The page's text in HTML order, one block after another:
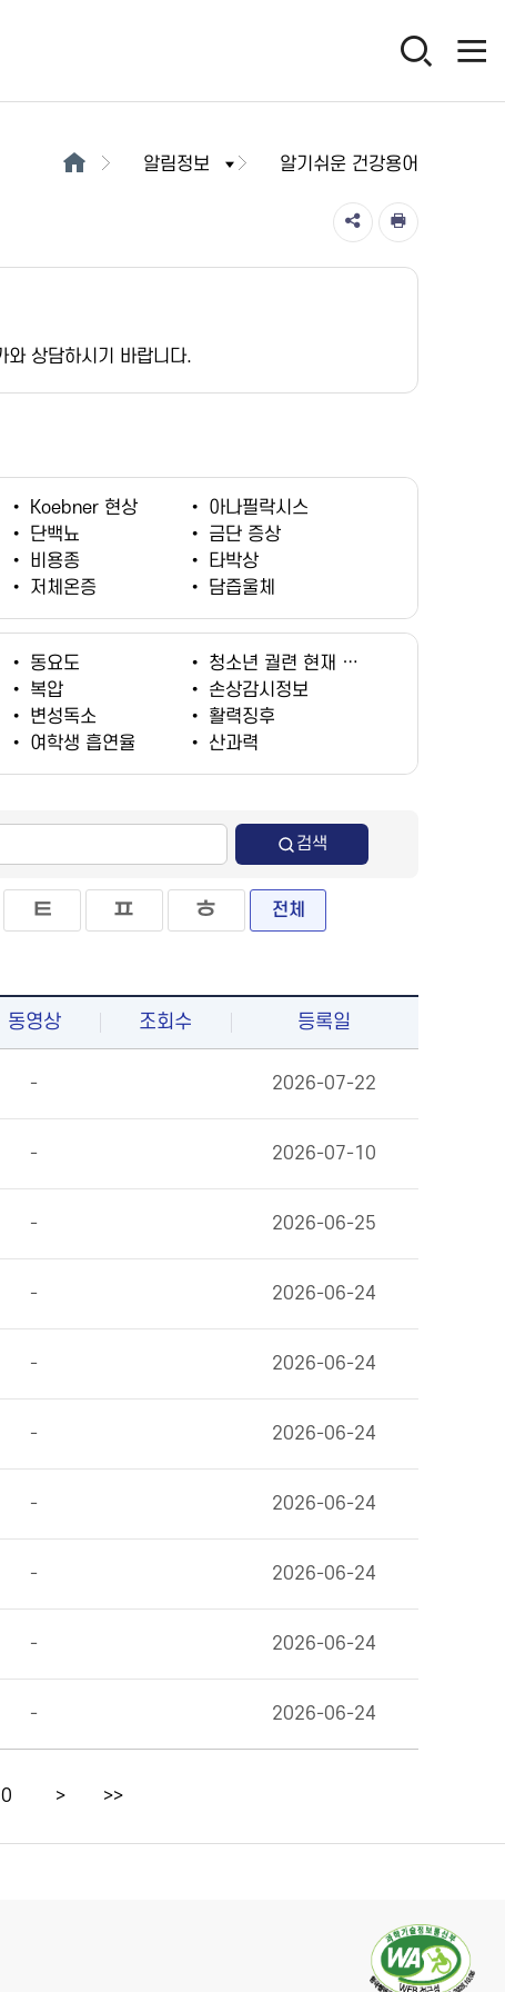
알림정보 알기쉬운 건강용어
와 상담하시기 바랍니다.
• Koebner 현상 •
아나필락시스
•
단백뇨 •
금단 증상
•
비용종 •
타박상
•
저체온증 • 담즙울체
• 동요도 •
청소년 궐련 현재 흡연율
•
복압 •
손상감시정보
•
변성독소 •
활력징후
•
여학생 흡연율 • 산과력
검색
ㅌ ㅍ ㅎ 전체
동영상 조회수 등록일
- 2026-07-22
- 2026-07-10
- 2026-06-25
- 2026-06-24
- 2026-06-24
- 2026-06-24
- 2026-06-24
- 2026-06-24
- 2026-06-24
- 2026-06-24
> >>